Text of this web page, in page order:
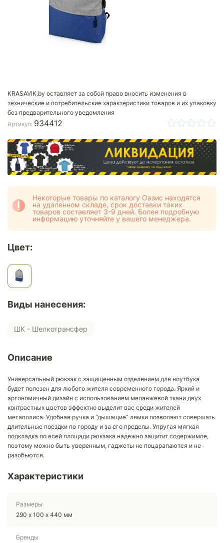
KRASAVIK.by оставляет за собой право вносить изменения в
технические и потребительские характеристики товаров и их упаковку
без предварительного уведомления
Артикул: 934412
Некоторые товары по каталогу Оазис находятся
на удаленном складе, срок доставки таких
товаров составляет 3-9 дней. Более подробную
информацию уточняйте у вашего менеджера.
Цвет:
Виды нанесения:
ШК - Шелкотрансфер
Описание
Универсальный рюкзак с защищенным отделением для ноутбука
будет полезен для любого жителя современного города. Яркий и
эргономичный дизайн с использованием меланжевой ткани двух
контрастных цветов эффектно выделит вас среди жителей
мегаполиса. Удобная ручка и “дышащие” лямки позволяют совершать
длительные поездки по городу и за его пределы. Упругая мягкая
подкладка по всей площади рюкзака надежно защитит содержимое,
поэтому можно быть уверенным, гаджеты не поцарапаются и не
разобьются.
Характеристики
Размеры
290 х 100 х 440 мм
Бренды